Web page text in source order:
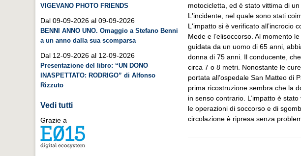
VIGEVANO PHOTO FRIENDS
Dal 09-09-2026 al 09-09-2026
BENNI ANNO UNO. Omaggio a Stefano Benni
a un anno dalla sua scomparsa
Dal 12-09-2026 al 12-09-2026
Presentazione del libro: “UN DONO
INASPETTATO: RODRIGO” di Alfonso
Rizzuto
Vedi tutti
Grazie a
motocicletta, ed è stato vittima di
L'incidente, nel quale sono stati
L'impatto si è verificato all’incrocio
Mede e l’elisoccorso. Al momento
guidata da un uomo di 65 anni,
donna di 75 anni. Il conducente,
circa 7 o 8 metri. Nonostante le
portata all’ospedale San Matteo di
prima ricostruzione sembra che la
in senso contrario. L’impatto è
le operazioni di soccorso e di
circolazione è ripresa senza